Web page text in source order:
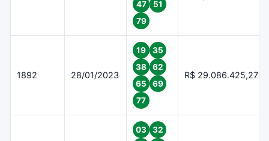
47
51
79
1892 28/01/2023
19
35
38
62
65
69
77
R$ 29.086.425,27
03
32